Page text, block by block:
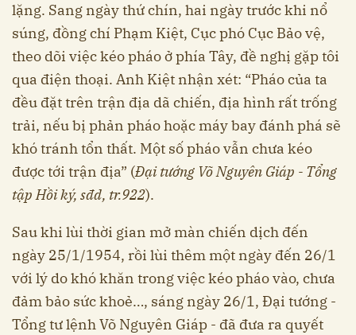
lặng. Sang ngày thứ chín, hai ngày trước khi nổ
súng, đồng chí Phạm Kiệt, Cục phó Cục Bảo vệ,
theo dõi việc kéo pháo ở phía Tây, đề nghị gặp tôi
qua điện thoại. Anh Kiệt nhận xét: “Pháo của ta
đều đặt trên trận địa dã chiến, địa hình rất trống
trải, nếu bị phản pháo hoặc máy bay đánh phá sẽ
khó tránh tổn thất. Một số pháo vẫn chưa kéo
được tới trận địa” (Đại tướng Võ Nguyên Giáp - Tổng
tập Hồi ký, sđd, tr.922).
Sau khi lùi thời gian mở màn chiến dịch đến
ngày 25/1/1954, rồi lùi thêm một ngày đến 26/1
với lý do khó khăn trong việc kéo pháo vào, chưa
đảm bảo sức khoẻ…, sáng ngày 26/1, Đại tướng -
Tổng tư lệnh Võ Nguyên Giáp - đã đưa ra quyết